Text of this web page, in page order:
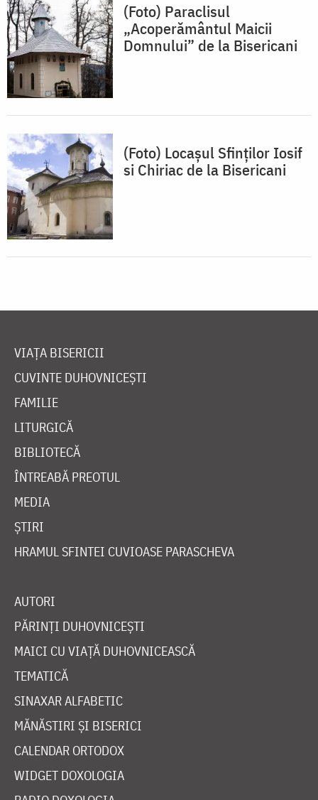
(Foto) Paraclisul
„Acoperământul Maicii
Domnului” de la Bisericani
(Foto) Locașul Sfinților Iosif
si Chiriac de la Bisericani
VIAȚA BISERICII
CUVINTE DUHOVNICEȘTI
FAMILIE
LITURGICĂ
BIBLIOTECĂ
ÎNTREABĂ PREOTUL
MEDIA
ȘTIRI
HRAMUL SFINTEI CUVIOASE PARASCHEVA
AUTORI
PĂRINȚI DUHOVNICEȘTI
MAICI CU VIAȚĂ DUHOVNICEASCĂ
TEMATICĂ
SINAXAR ALFABETIC
MĂNĂSTIRI ȘI BISERICI
CALENDAR ORTODOX
WIDGET DOXOLOGIA